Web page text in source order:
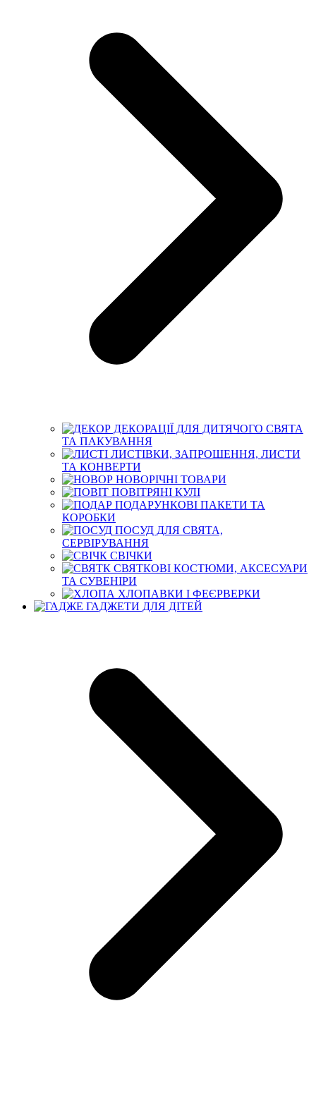
ДЕКОРАЦІЇ ДЛЯ ДИТЯЧОГО СВЯТА
ТА ПАКУВАННЯ
ЛИСТІВКИ, ЗАПРОШЕННЯ, ЛИСТИ
ТА КОНВЕРТИ
НОВОРІЧНІ ТОВАРИ
ПОВІТРЯНІ КУЛІ
ПОДАРУНКОВІ ПАКЕТИ ТА
КОРОБКИ
ПОСУД ДЛЯ СВЯТА,
СЕРВІРУВАННЯ
СВІЧКИ
СВЯТКОВІ КОСТЮМИ, АКСЕСУАРИ
ТА СУВЕНІРИ
ХЛОПАВКИ І ФЕЄРВЕРКИ
ГАДЖЕТИ ДЛЯ ДІТЕЙ